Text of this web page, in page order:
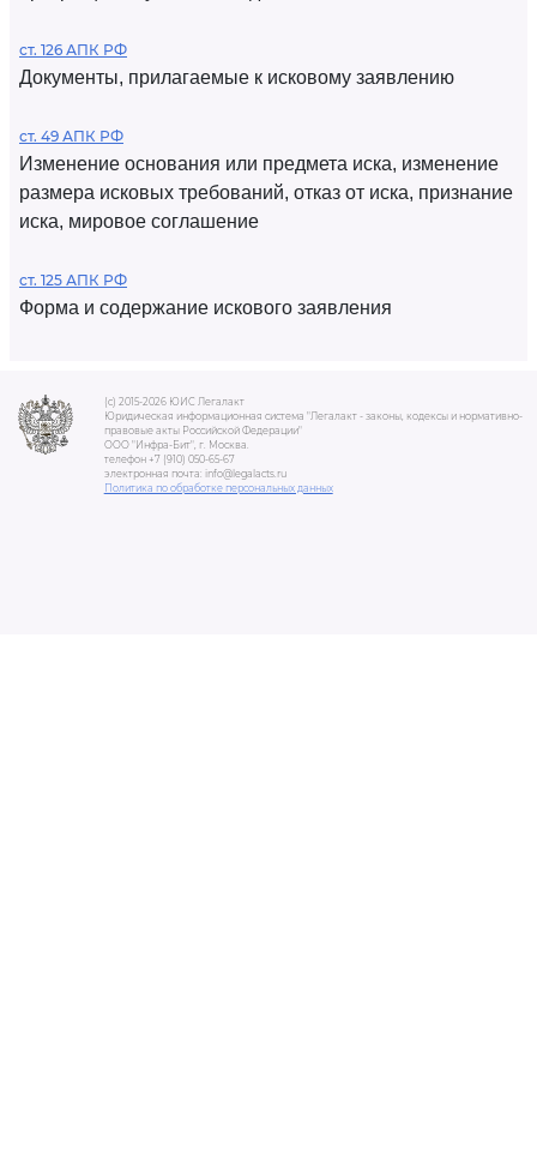
ст. 126 АПК РФ
Документы, прилагаемые к исковому заявлению
ст. 49 АПК РФ
Изменение основания или предмета иска, изменение
размера исковых требований, отказ от иска, признание
иска, мировое соглашение
ст. 125 АПК РФ
Форма и содержание искового заявления
(c) 2015-2026 ЮИС Легалакт
Юридическая информационная система "Легалакт - законы, кодексы и нормативно-
правовые акты Российской Федерации"
ООО "Инфра-Бит", г. Москва.
телефон +7 (910) 050-65-67
электронная почта: info@legalacts.ru
Политика по обработке персональных данных